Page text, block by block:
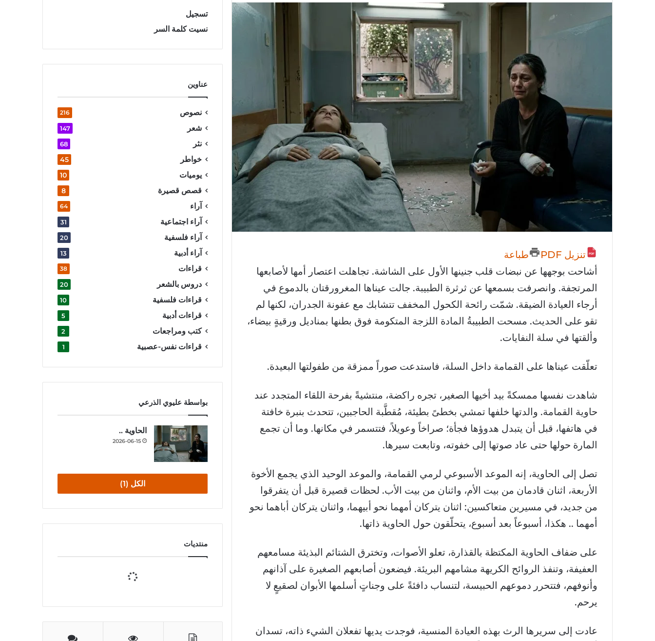
تنزيل PDF
طباعة
أشاحت بوجهها عن نبضات قلب جنينها الأول على الشاشة. تجاهلت اعتصار أمها لأصابعها
المرتجفة. وانصرفت بسمعها عن ثرثرة الطبيبة. جالت عيناها المغرورقتان بالدموع في
أرجاء العيادة الضيقة. شمّت رائحة الكحول المخفف تتشابك مع عفونة الجدران، لكنها لم
تقو على الحديث. مسحت الطبيبةُ المادة اللزجة المتكومة فوق بطنها بمناديل ورقيةٍ بيضاء،
وألقتها في سلة النفايات.
تعلّقت عيناها على القمامة داخل السلة، فاستدعت صوراً ممزقة من طفولتها البعيدة.
شاهدت نفسها ممسكةً بيد أخيها الصغير، تجره راكضة، منتشيةً بفرحة اللقاء المتجدد عند
حاوية القمامة. والدتها خلفها تمشي بخطىً بطيئة، مُقطَّبة الحاجبين، تتحدث بنبرة خافتة
في هاتفها، قبل أن يتبدل هدوؤها فجأة؛ صراخاً وعويلاً، فتتسمر في مكانها. وما أن تجمع
المارة حولها حتى عاد صوتها إلى خفوته، وتابعت سيرها.
تصل إلى الحاوية، إنه الموعد الأسبوعي لرمي القمامة، والموعد الوحيد الذي يجمع الأخوة
الأربعة، اثنان قادمان من بيت الأم، واثنان من بيت الأب. لحظات قصيرة قبل أن يتفرقوا
من جديد، في مسيرين متعاكسين: اثنان يتركان أمهما نحو أبيهما، واثنان يتركان أباهما نحو
أمهما .. هكذا، أسبوعاً بعد أسبوع، يتحلّقون حول الحاوية ذاتها.
على ضفاف الحاوية المكتظة بالقذارة، تعلو الأصوات، وتخترق الشتائم البذيئة مسامعهم
العفيفة، وتنفذ الروائح الكريهة مشامهم البريئة. فيضعون أصابعهم الصغيرة على آذانهم
وأنوفهم، فتتحرر دموعهم الحبيسة، لتنساب دافئةً على وجناتٍ أسلمها الأبوان لصقيعٍ لا
يرحم.
عادت إلى سريرها الرث بهذه العيادة المنسية، فوجدت يديها تفعلان الشيء ذاته، تسدان
تسجيل
نسيت كلمة السر
عناوين
نصوص 216
شعر 147
نثر 68
خواطر 45
يوميات 10
قصص قصيرة 8
آراء 64
آراء اجتماعية 31
آراء فلسفية 20
آراء أدبية 13
قراءات 38
دروس بالشعر 20
قراءات فلسفية 10
قراءات أدبية 5
كتب ومراجعات 2
قراءات نفس-عصبية 1
بواسطة عليوي الذرعي
الحاوية ..
2026-06-15
الكل (1)
منتديات